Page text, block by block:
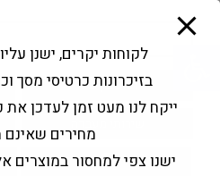
פתח סרגל נגישות
Products
search
החשבון שלי
לקוחות יקרים, ישנן
בזיכרונות כרטיסי מסך
ייקח לנו מעט זמן לעדכן את
מחירים שאינם
ישנו צפי למחסור